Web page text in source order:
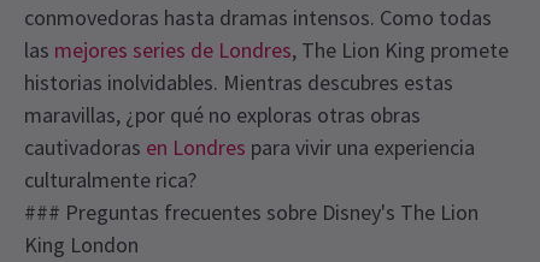
conmovedoras hasta dramas intensos. Como todas
las mejores series de Londres, The Lion King promete
historias inolvidables. Mientras descubres estas
maravillas, ¿por qué no exploras otras obras
cautivadoras en Londres para vivir una experiencia
culturalmente rica?
### Preguntas frecuentes sobre Disney's The Lion
King London